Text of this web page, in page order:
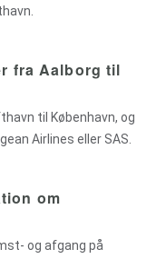
fra Aalborg til
til København, og
Airlines eller SAS.
om
og afgang på